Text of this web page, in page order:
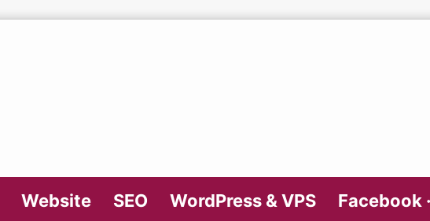
Website SEO WordPress & VPS Facebook